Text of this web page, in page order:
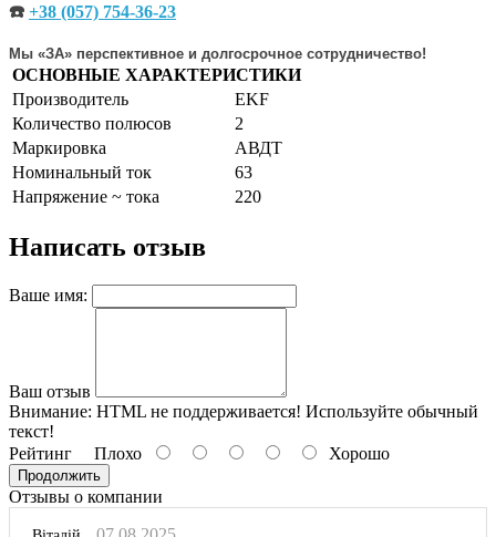
☎️ +38 (057) 754-36-23
Мы «ЗА» перспективное и долгосрочное сотрудничество!
ОСНОВНЫЕ ХАРАКТЕРИСТИКИ
Производитель
EKF
Количество полюсов
2
Маркировка
АВДТ
Номинальный ток
63
Напряжение ~ тока
220
Написать отзыв
Ваше имя:
Ваш отзыв
Внимание: HTML не поддерживается! Используйте обычный
текст!
Рейтинг Плохо Хорошо
Продолжить
Отзывы о компании